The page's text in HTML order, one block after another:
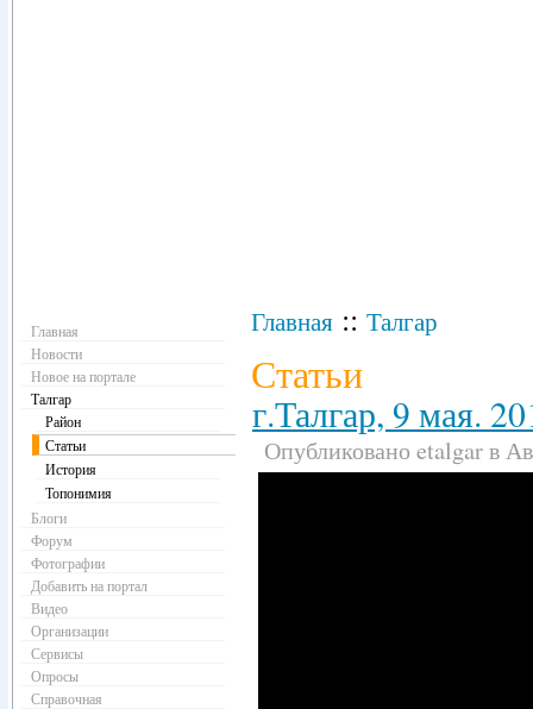
Главная :: Талгар
Статьи
г.Талгар, 9 мая.
Опубликовано etalgar в
Главная
Новости
Новое на портале
Талгар
Район
Статьи
История
Топонимия
Блоги
Форум
Фотографии
Добавить на портал
Видео
Организации
Сервисы
Опросы
Справочная